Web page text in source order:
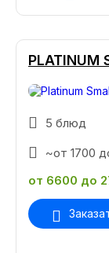
PLATINUM
5 блюд
~от 1700
от 6600 до